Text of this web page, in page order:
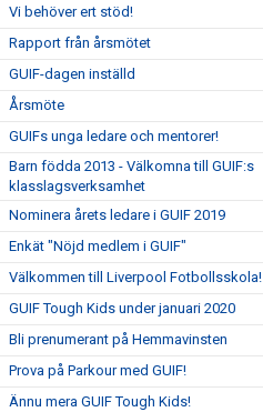
Vi behöver ert stöd!
Rapport från årsmötet
GUIF-dagen inställd
Årsmöte
GUIFs unga ledare och mentorer!
Barn födda 2013 - Välkomna till GUIF:s
klasslagsverksamhet
Nominera årets ledare i GUIF 2019
Enkät "Nöjd medlem i GUIF"
Välkommen till Liverpool Fotbollsskola!
GUIF Tough Kids under januari 2020
Bli prenumerant på Hemmavinsten
Prova på Parkour med GUIF!
Ännu mera GUIF Tough Kids!